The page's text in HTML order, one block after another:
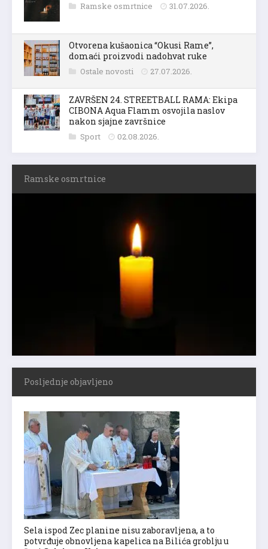
Ramske osmrtnice 31.07.2026.
Otvorena kušaonica “Okusi Rame”,
domaći proizvodi nadohvat ruke
Ostale novosti 27.07.2026.
ZAVRŠEN 24. STREETBALL RAMA: Ekipa
CIBONA Aqua Flamm osvojila naslov
nakon sjajne završnice
Sport 02.08.2026.
Ramske osmrtnice
Posljednje objavljeno
Sela ispod Zec planine nisu zaboravljena, a to
potvrđuje obnovljena kapelica na Bilića groblju u